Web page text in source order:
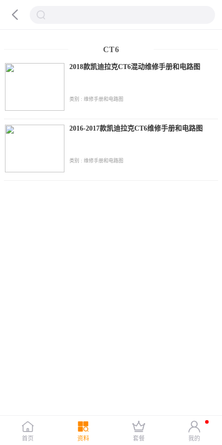
CT6
2018款凯迪拉克CT6混动维修手册和电路图
类别 : 维修手册和电路图
2016-2017款凯迪拉克CT6维修手册和电路图
类别 : 维修手册和电路图
首页 资料 套餐 我的